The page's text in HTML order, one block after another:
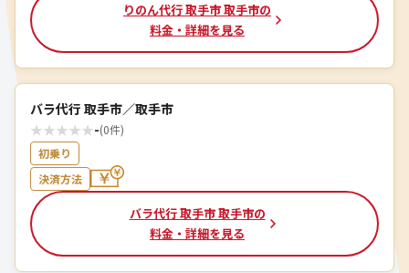
りのん代行 取手市 取手市の
料金・詳細を見る
バラ代行 取手市／取手市
★★★★★-(0件)
初乗り
決済方法
バラ代行 取手市 取手市の
料金・詳細を見る